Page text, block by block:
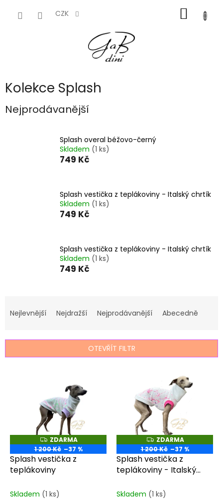
CZK
KOŠÍK
Kolekce Splash
Nejprodávanější
Splash overal béžovo-černý
Skladem (1 ks)
749 Kč
Splash vestička z teplákoviny - Italský chrtík
Skladem (1 ks)
749 Kč
Splash vestička z teplákoviny - Italský chrtík
Skladem (1 ks)
749 Kč
a
í
ů
Nejlevnější Nejdražší Nejprodávanější Abecedně
OTEVŘÍT FILTR
o
d
Z
D
A
R
M
A
ZDARMA
1 200 Kč –37 %
Splash vestička z
teplákoviny
Skladem (1 ks)
Z
D
A
R
M
A
ZDARMA
1 200 Kč –37 %
Splash vestička z
teplákoviny - Italský
Skladem (1 ks)